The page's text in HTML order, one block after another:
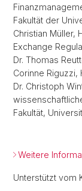
Fakultät der
Christian Müller,
Exchange
Dr. Thomas
Corinne Riguzzi,
Dr. Christoph
Fakultät,
Weitere
Unterstützt vom